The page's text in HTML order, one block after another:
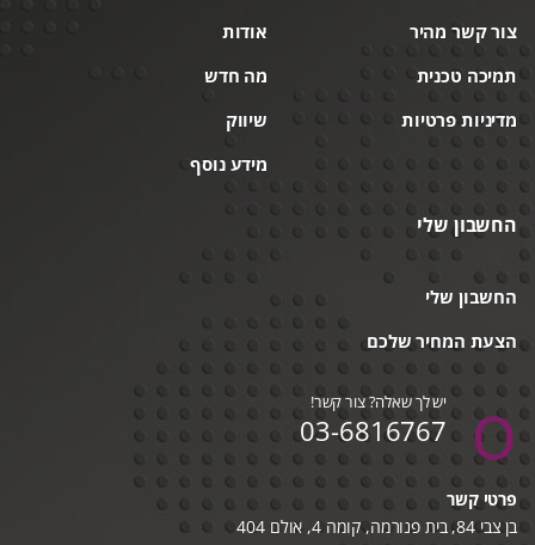
צור קשר מהיר
תמיכה טכנית
מדיניות פרטיות
אודות
מה חדש
שיווק
מידע נוסף
החשבון שלי
החשבון שלי
הצעת המחיר שלכם
יש לך שאלה? צור קשר!
03-6816767
פרטי קשר
בן צבי 84, בית פנורמה, קומה 4, אולם 404